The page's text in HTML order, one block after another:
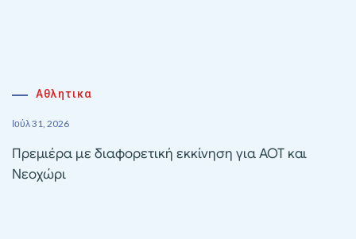
Αθλητικα
Ιούλ 31, 2026
Πρεμιέρα με διαφορετική εκκίνηση για ΑΟΤ και
Νεοχώρι